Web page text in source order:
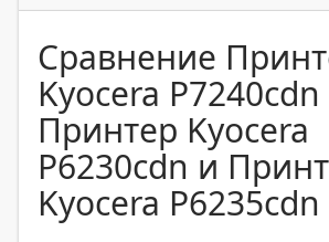
Сравнение
Kyocera P7240cdn
Принтер Kyocera
P6230cdn и
Kyocera P6235cdn